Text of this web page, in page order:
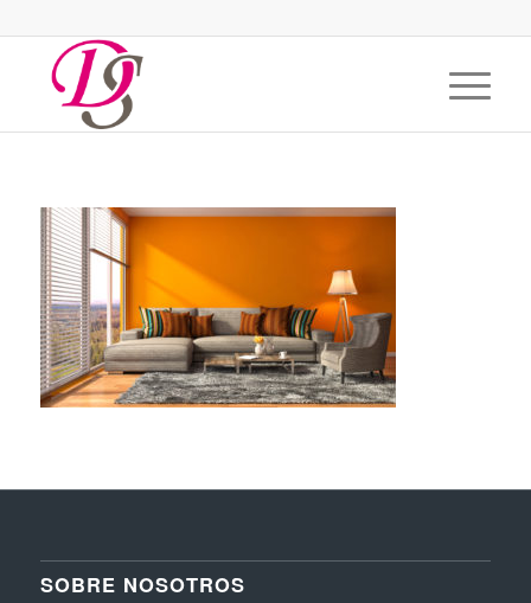
SOBRE NOSOTROS